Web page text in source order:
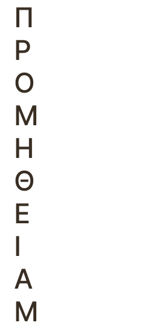
Π
Ρ
Ο
Μ
Η
Θ
Ε
Ι
Α
M